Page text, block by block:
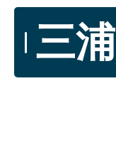
三